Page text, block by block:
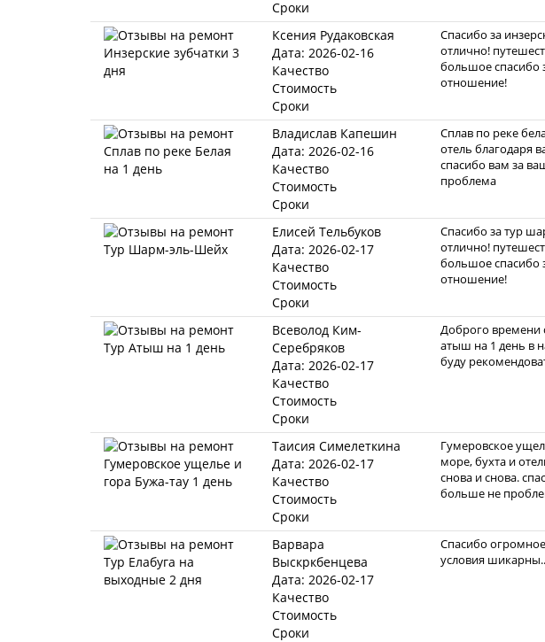
Сроки
Ксения Рудаковская
Дата: 2026-02-16
Качество
Стоимость
Сроки
Спасибо за
отлично!
большое спасибо
отношение!
Владислав Капешин
Дата: 2026-02-16
Качество
Стоимость
Сроки
Сплав по реке
отель благодаря
спасибо вам за
проблема
Елисей Тельбуков
Дата: 2026-02-17
Качество
Стоимость
Сроки
Спасибо за тур
отлично!
большое спасибо
отношение!
Всеволод Ким-
Серебряков
Дата: 2026-02-17
Качество
Стоимость
Сроки
Доброго времени
атыш на 1 день в
буду
Таисия Симелеткина
Дата: 2026-02-17
Качество
Стоимость
Сроки
Гумеровское
море, бухта и
снова и снова.
больше не
Варвара
Выскркбенцева
Дата: 2026-02-17
Качество
Стоимость
Сроки
Спасибо
условия